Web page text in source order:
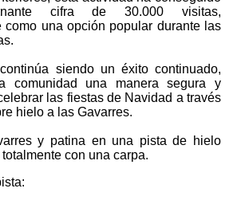
cifra de 30.000 visitas,
como una opción popular durante las
siendo un éxito continuado,
comunidad una manera segura y
las fiestas de Navidad a través
hielo a las Gavarres.
y patina en una pista de hielo
con una carpa.